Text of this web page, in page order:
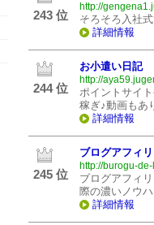
243 位
http://
そろそろ入社
詳細情報
244 位
お小遣い日記
http://
ポイントサイ
稼ぎ♪動画もあ
詳細情報
245 位
ブログアフィ
http://burogu-
ブログアフィ
際の濃いノウ
詳細情報